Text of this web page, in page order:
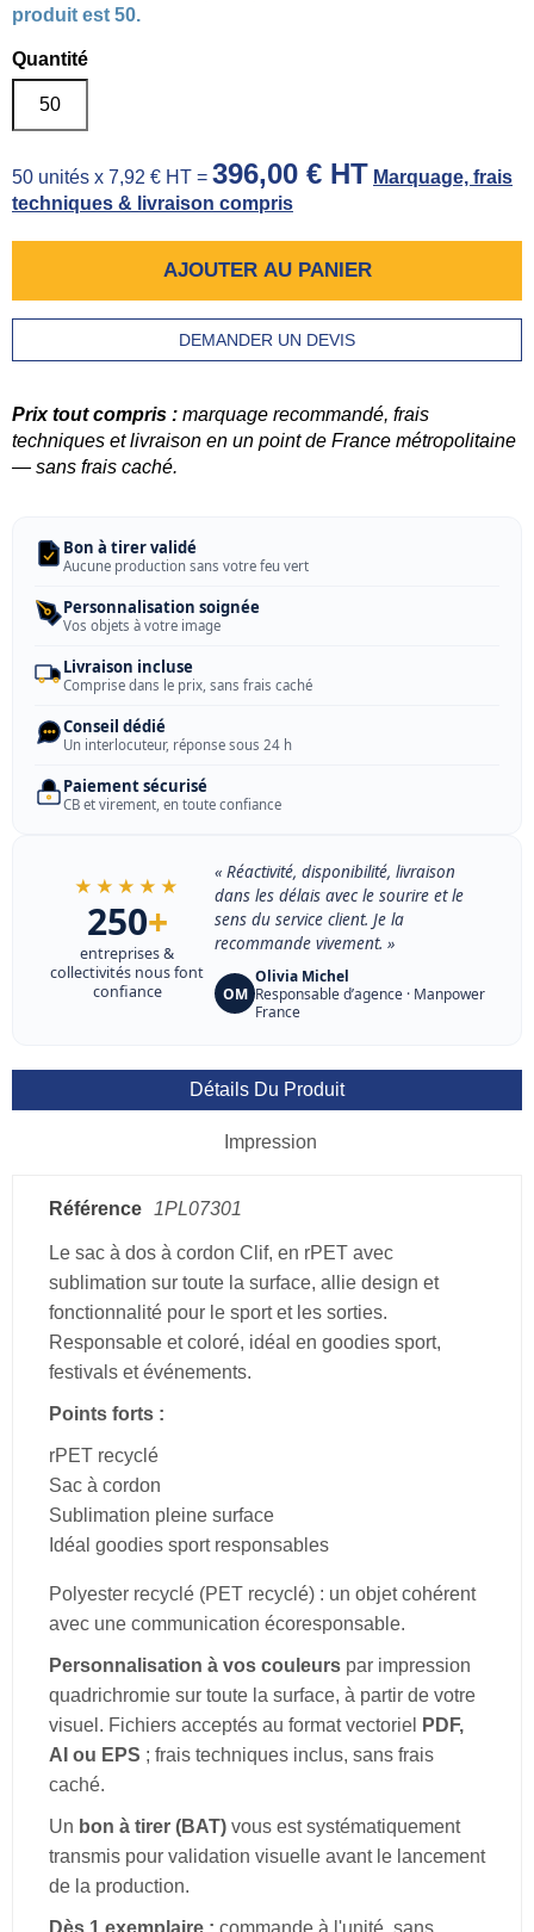
produit est 50.
Quantité
50 unités x 7,92 € HT = 396,00 € HT Marquage, frais
techniques & livraison compris
AJOUTER AU PANIER
DEMANDER UN DEVIS
Prix tout compris : marquage recommandé, frais
techniques et livraison en un point de France métropolitaine
— sans frais caché.
Bon à tirer validé
Aucune production sans votre feu vert
Personnalisation soignée
Vos objets à votre image
Livraison incluse
Comprise dans le prix, sans frais caché
Conseil dédié
Un interlocuteur, réponse sous 24 h
Paiement sécurisé
CB et virement, en toute confiance
★★★★★
250+
entreprises &
collectivités nous font
confiance
« Réactivité, disponibilité, livraison
dans les délais avec le sourire et le
sens du service client. Je la
recommande vivement. »
OM
Olivia Michel
Responsable d’agence · Manpower
France
Détails Du Produit
Impression
Référence 1PL07301
Le sac à dos à cordon Clif, en rPET avec
sublimation sur toute la surface, allie design et
fonctionnalité pour le sport et les sorties.
Responsable et coloré, idéal en goodies sport,
festivals et événements.
Points forts :
rPET recyclé
Sac à cordon
Sublimation pleine surface
Idéal goodies sport responsables
Polyester recyclé (PET recyclé) : un objet cohérent
avec une communication écoresponsable.
Personnalisation à vos couleurs par impression
quadrichromie sur toute la surface, à partir de votre
visuel. Fichiers acceptés au format vectoriel
PDF,
AI ou EPS ; frais techniques inclus, sans frais
caché.
Un bon à tirer (BAT) vous est systématiquement
transmis pour validation visuelle avant le lancement
de la production.
Dès 1 exemplaire : commande à l'unité, sans